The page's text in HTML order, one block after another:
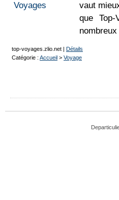
vaut
que
top-voyages.zlio.net | Détails
Catégorie : Accueil > Voyage